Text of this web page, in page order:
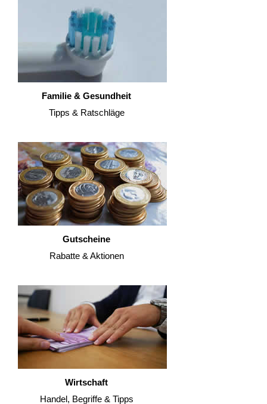
Familie & Gesundheit
Tipps & Ratschläge
Gutscheine
Rabatte & Aktionen
Wirtschaft
Handel, Begriffe & Tipps